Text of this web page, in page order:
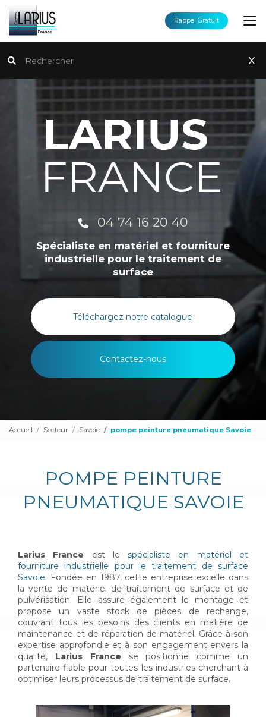
Aller
au
contenu
principal
Rechercher
x
Rappel Gratuit
04 74 16 20 40
Spécialiste en matériel et fourniture
industrielle pour le traitement de
surface
Téléchargez notre catalogue
Contactez-nous
Accueil Secteur Savoie pompe peinture pneumatique Savoie
POMPE PEINTURE
PNEUMATIQUE SAVOIE
Larius France est lespécialiste en matériel et
fourniture industrielle pour le traitement de surface
Savoie. Fondée en 1987, cette entreprise excelle dans
la vente de matériel de traitement de surface et de
pulvérisation. Elle assure également le montage et
propose un vaste stock de pièces de rechange,
couvrant tous les besoins des clients en matière de
maintenance et de réparation de matériel. Grâce à son
expertise approfondie et à son engagement envers la
qualité, Larius France se positionne comme un
partenaire fiable pour toutes les industries cherchant à
optimiser leurs processus de traitement de surface.